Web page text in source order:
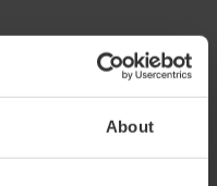
About